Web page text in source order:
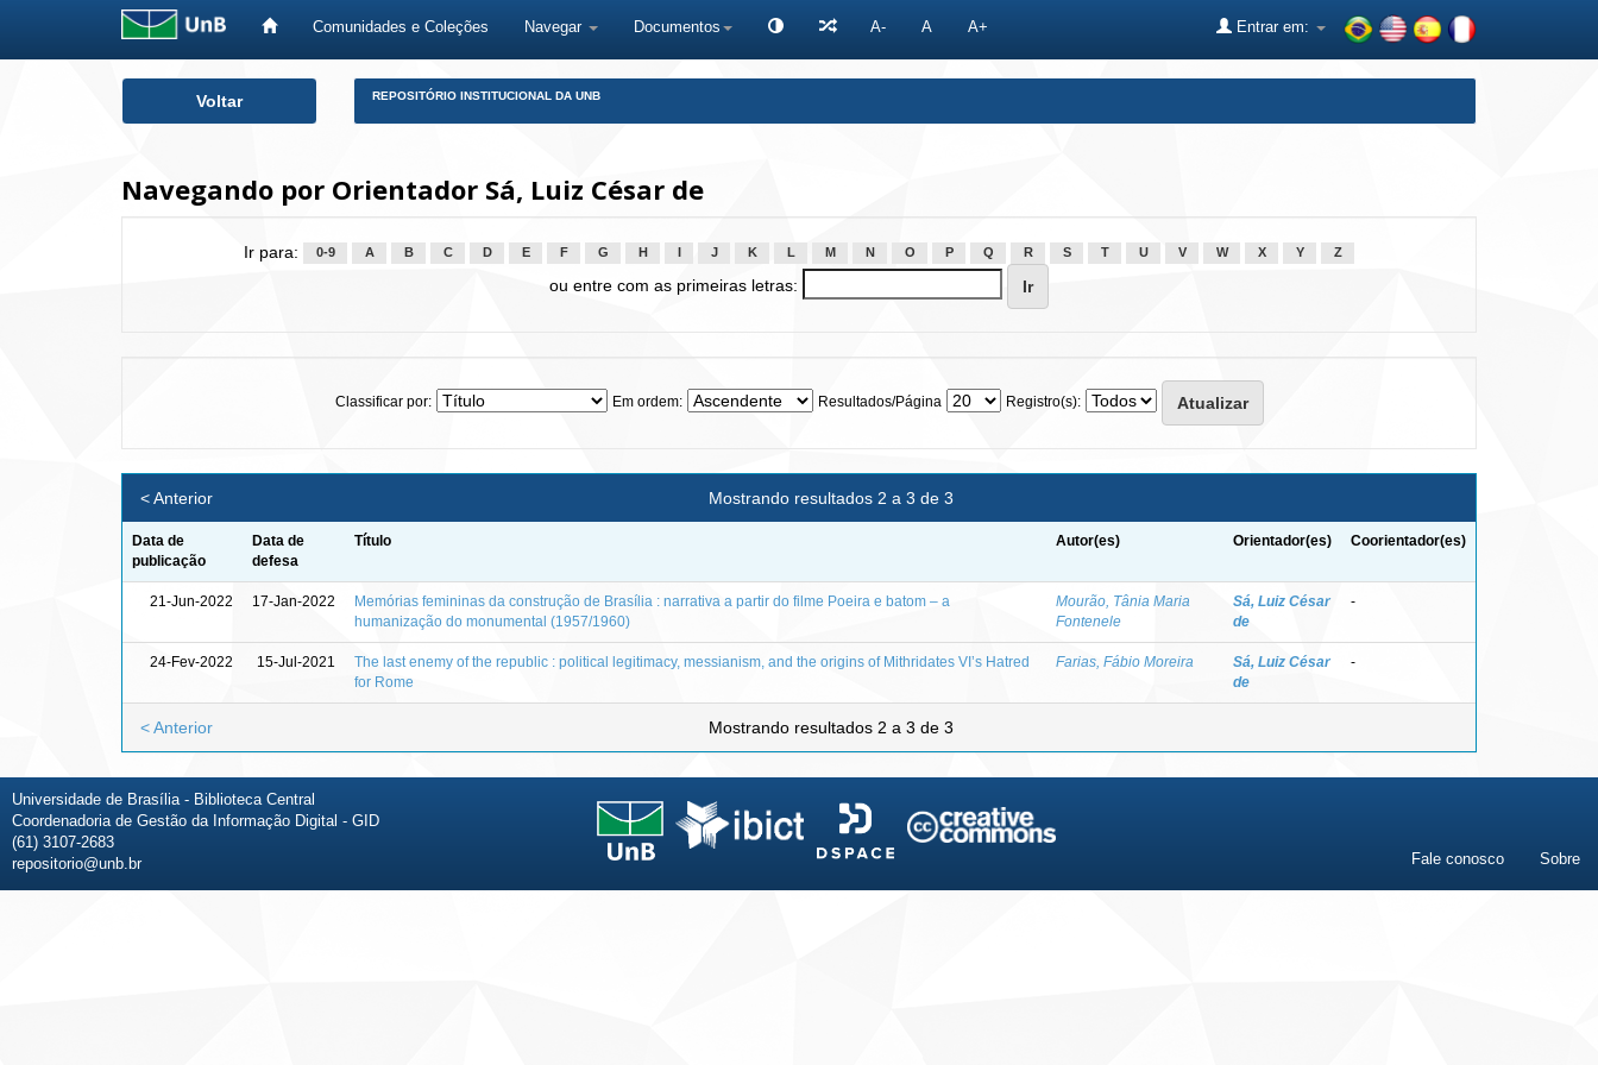
Comunidades e Coleções Navegar Documentos A- A A+ Entrar em:
Voltar REPOSITÓRIO INSTITUCIONAL DA UNB
Navegando por Orientador Sá, Luiz César de
Ir para: 0-9 A B C D E F G H J K L M N O P Q R S T U V W X Y Z
ou entre com as primeiras letras:
Classificar por: Em ordem: Resultados/Página Registro(s):
Mostrando resultados 2 a 3 de 3
< Anterior
Data de
publicação
Data de
defesa
Título Autor(es) Orientador(es) Coorientador(es)
21-Jun-2022 17-Jan-2022
Memórias femininas da construção de Brasília : narrativa a partir do filme Poeira e batom – a
humanização do monumental (1957/1960)
Mourão, Tânia Maria
Fontenele
Sá, Luiz César
de
-
24-Fev-2022 15-Jul-2021
The last enemy of the republic : political legitimacy, messianism, and the origins of Mithridates VI’s Hatred
for Rome
Farias, Fábio Moreira
Sá, Luiz César
de
-
Mostrando resultados 2 a 3 de 3
< Anterior
Universidade de Brasília - Biblioteca Central
Coordenadoria de Gestão da Informação Digital - GID
(61) 3107-2683
repositorio@unb.br
Fale conosco Sobre